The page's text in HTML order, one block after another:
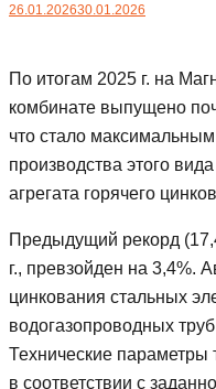
26.01.202630.01.2026
По итогам 2025 г. на
комбинате выпущено
что стало максимальным
производства этого
агрегата горячего
Предыдущий рекорд
г., превзойден на 3,4%.
цинкования стальных
водогазопроводных
Технические
в соответствии с